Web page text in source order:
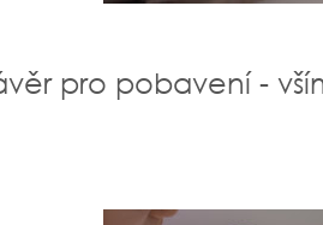
pro pobavení -